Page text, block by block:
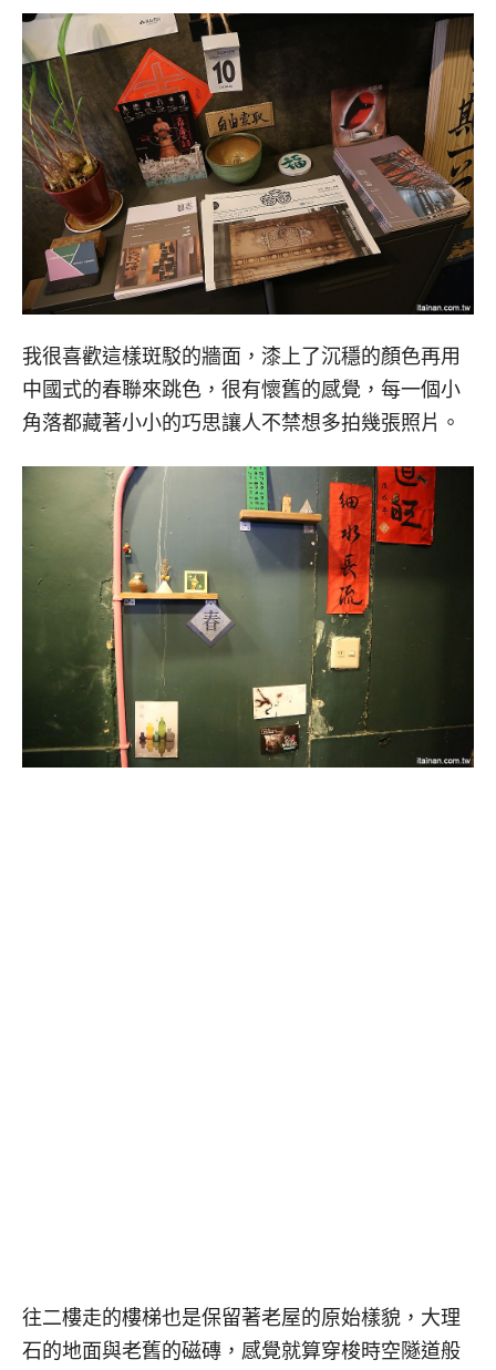
我很喜歡這樣斑駁的牆面，漆上了沉穩的顏色再用
中國式的春聯來跳色，很有懷舊的感覺，每一個小
角落都藏著小小的巧思讓人不禁想多拍幾張照片。
往二樓走的樓梯也是保留著老屋的原始樣貌，大理
石的地面與老舊的磁磚，感覺就算穿梭時空隧道般